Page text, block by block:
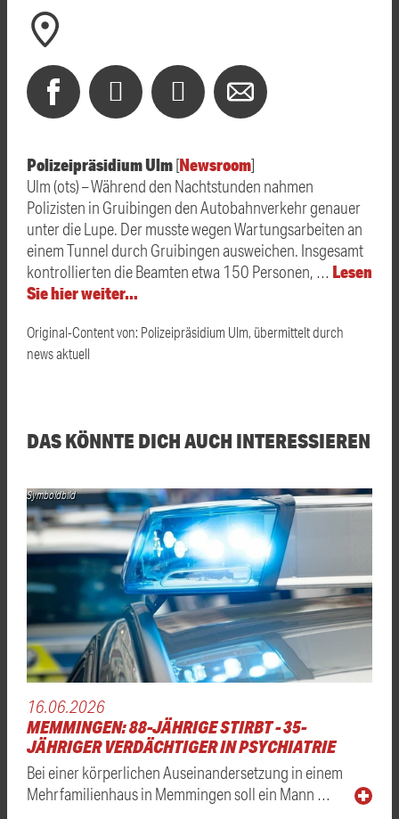
Polizeipräsidium Ulm[Newsroom]
Ulm (ots) – Während den Nachtstunden nahmen
Polizisten in Gruibingen den Autobahnverkehr genauer
unter die Lupe. Der musste wegen Wartungsarbeiten an
einem Tunnel durch Gruibingen ausweichen. Insgesamt
kontrollierten die Beamten etwa 150 Personen, … Lesen
Sie hier weiter…
Original-Content von: Polizeipräsidium Ulm, übermittelt durch
news aktuell
DAS KÖNNTE DICH AUCH INTERESSIEREN
Symboldbild
16.06.2026
MEMMINGEN: 88-JÄHRIGE STIRBT - 35-
JÄHRIGER VERDÄCHTIGER IN PSYCHIATRIE
Bei einer körperlichen Auseinandersetzung in einem
Mehrfamilienhaus in Memmingen soll ein Mann …